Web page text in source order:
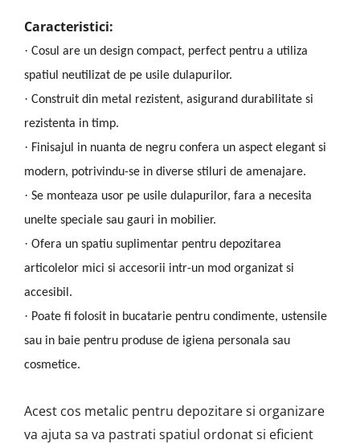
Caracteristici:
· Cosul are un design compact, perfect pentru a utiliza
spatiul neutilizat de pe usile dulapurilor.
· Construit din metal rezistent, asigurand durabilitate si
rezistenta in timp.
· Finisajul in nuanta de negru confera un aspect elegant si
modern, potrivindu-se in diverse stiluri de amenajare.
· Se monteaza usor pe usile dulapurilor, fara a necesita
unelte speciale sau gauri in mobilier.
· Ofera un spatiu suplimentar pentru depozitarea
articolelor mici si accesorii intr-un mod organizat si
accesibil.
· Poate fi folosit in bucatarie pentru condimente, ustensile
sau in baie pentru produse de igiena personala sau
cosmetice.
Acest cos metalic pentru depozitare si organizare
va ajuta sa va pastrati spatiul ordonat si eficient